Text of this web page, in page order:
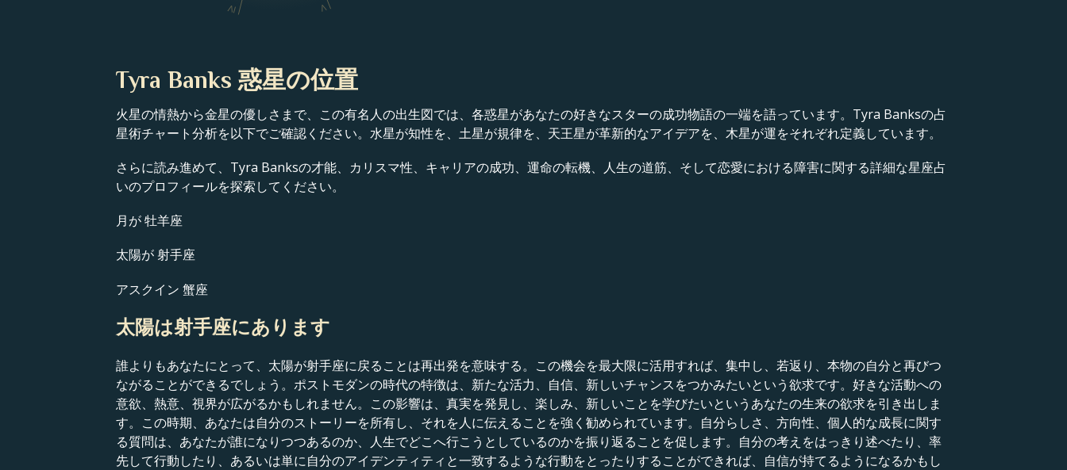
IV V
Tyra Banks 惑星の位置
火星の情熱から金星の優しさまで、この有名人の出生図では、各惑星があなたの好きなスターの成功物語の一端を語っています。Tyra Banksの占
星術チャート分析を以下でご確認ください。水星が知性を、土星が規律を、天王星が革新的なアイデアを、木星が運をそれぞれ定義しています。
さらに読み進めて、Tyra Banksの才能、カリスマ性、キャリアの成功、運命の転機、人生の道筋、そして恋愛における障害に関する詳細な星座占
いのプロフィールを探索してください。
月が 牡羊座
太陽が 射手座
アスクイン 蟹座
太陽は射手座にあります
誰よりもあなたにとって、太陽が射手座に戻ることは再出発を意味する。この機会を最大限に活用すれば、集中し、若返り、本物の自分と再びつ
ながることができるでしょう。ポストモダンの時代の特徴は、新たな活力、自信、新しいチャンスをつかみたいという欲求です。好きな活動への
意欲、熱意、視界が広がるかもしれません。この影響は、真実を発見し、楽しみ、新しいことを学びたいというあなたの生来の欲求を引き出しま
す。この時期、あなたは自分のストーリーを所有し、それを人に伝えることを強く勧められています。自分らしさ、方向性、個人的な成長に関す
る質問は、あなたが誰になりつつあるのか、人生でどこへ行こうとしているのかを振り返ることを促します。自分の考えをはっきり述べたり、率
先して行動したり、あるいは単に自分のアイデンティティと一致するような行動をとったりすることができれば、自信が持てるようになるかもし